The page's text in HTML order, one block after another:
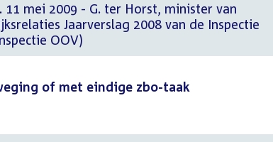
mei 2009 - G. ter Horst, minister van
Jaarverslag 2008 van de Inspectie
OOV)
of met eindige zbo-taak